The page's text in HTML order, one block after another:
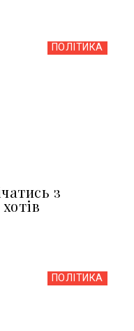
ПОЛІТИКА
з
ПОЛІТИКА